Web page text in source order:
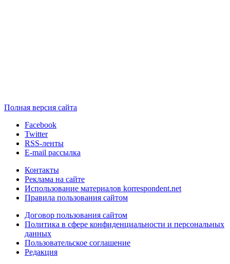
Полная версия сайта
Facebook
Twitter
RSS-ленты
E-mail рассылка
Контакты
Реклама на сайте
Использование материалов korrespondent.net
Правила пользования сайтом
Договор пользования сайтом
Политика в сфере конфиденциальности и персональных
данных
Пользовательское соглашение
Редакция